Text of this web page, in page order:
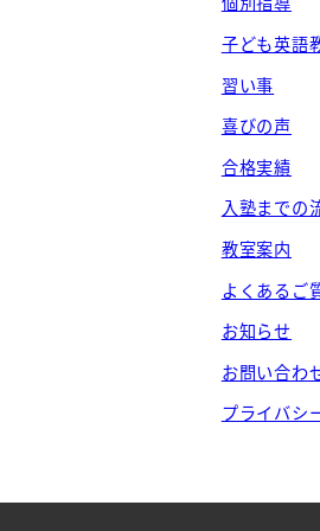
子ども英語
習い事
喜びの声
合格実績
入塾までの
教室案内
よくあるご
お知らせ
お問い合わ
プライバシ